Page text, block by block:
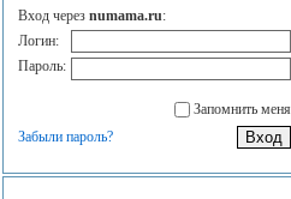
Вход через numama.ru:
Логин:
Пароль:
Запомнить меня
Забыли пароль?